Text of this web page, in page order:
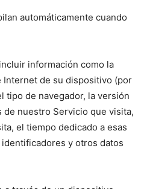
automáticamente cuando
información como la
de su dispositivo (por
tipo de navegador, la versión
de nuestro Servicio que visita,
el tiempo dedicado a esas
y otros datos